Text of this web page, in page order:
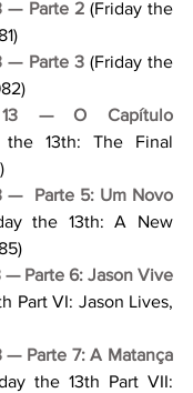
— Parte 2 (Friday the
— Parte 3 (Friday the
13 — O Capítulo
the 13th: The Final
—  Parte 5: Um Novo
the 13th: A New
— Parte 6: Jason Vive
Part VI: Jason Lives,
— Parte 7: A Matança
the 13th Part VII: